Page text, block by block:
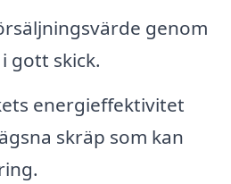
genom
gott skick.
energi­effektivitet
skräp som kan